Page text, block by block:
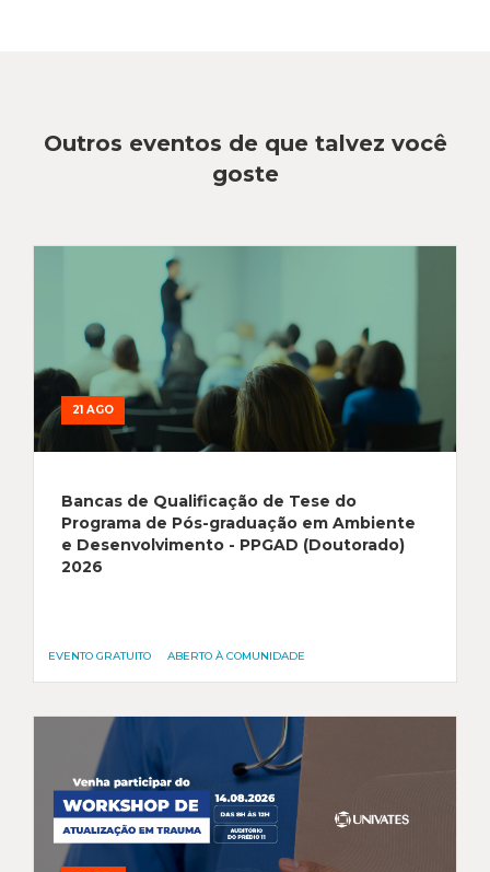
Outros eventos de que talvez você
goste
21 AGO
Bancas de Qualificação de Tese do
Programa de Pós-graduação em Ambiente
e Desenvolvimento - PPGAD (Doutorado)
2026
EVENTO GRATUITO ABERTO À COMUNIDADE